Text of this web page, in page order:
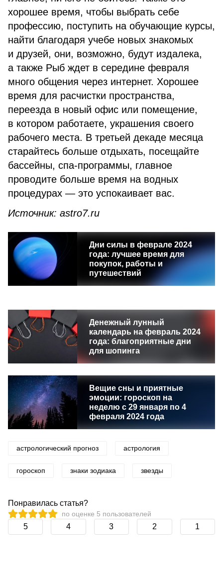
хорошее время, чтобы выбрать себе
профессию, поступить на обучающие курсы,
найти благодаря учебе новых знакомых
и друзей, они, возможно, будут издалека,
а также Рыб ждет в середине февраля
много общения через интернет. Хорошее
время для расчистки пространства,
переезда в новый офис или помещение,
в котором работаете, украшения своего
рабочего места. В третьей декаде месяца
старайтесь больше отдыхать, посещайте
бассейны, спа-программы, главное
проводите больше время на водных
процедурах — это успокаивает вас.
Источник: astro7.ru
Дни силы в феврале 2024
года: лучшее время для
покупок, работы и
путешествий
Денежный лунный
календарь на февраль 2024
года: благоприятные дни
для шопинга
Вещие сны и приятные
эмоции: гороскоп на
неделю с 29 января по 4
февраля 2024 года
астрологический прогноз астрология
гороскоп знаки зодиака звезды
Понравилась статья?
по оценке 5 пользователей
5 4 3 2 1